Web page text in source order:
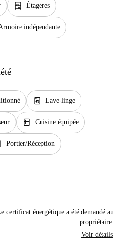
shelves Étagères
indépendante
local_laundry_service Lave-linge
kitchen Cuisine équipée
Portier/Réception
certificat énergétique a été demandé au
propriétaire.
Voir détails